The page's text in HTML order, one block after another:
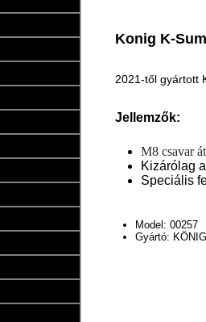
Konig K-
2021-től gyártott
Jellemzők:
M8 csavar
Kizárólag
Speciális
Model: 00257
Gyártó: KÖNIG